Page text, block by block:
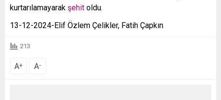
kurtarılamayarak şehit oldu.
13-12-2024-Elif Özlem Çelikler, Fatih Çapkın
213
A+ A-